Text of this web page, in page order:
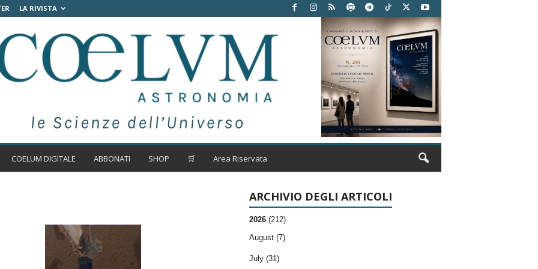
LA RIVISTA
COELUM DIGITALE ABBONATI SHOP 🛒 Area Riservata
ARCHIVIO DEGLI ARTICOLI
2026 (212)
August (7)
July (31)